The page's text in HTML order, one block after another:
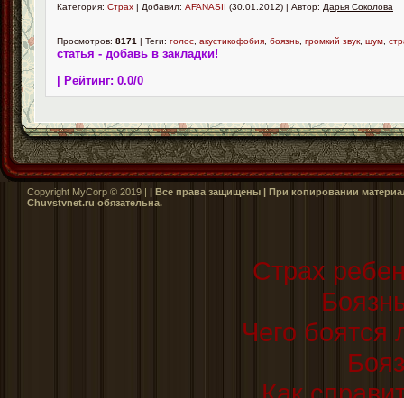
Категория: Страх | Добавил: AFANASII (30.01.2012) | Автор: Дарья Соколова
Просмотров: 8171 | Теги: голос акустикофобия боязнь громкий звук шум
статья - добавь в закладки!
| Рейтинг: 0.0/0
Copyright MyCorp © 2019 | | Все права защищены | При копировании
Сhuvstvnet.ru обязательна.
Страх
Чего